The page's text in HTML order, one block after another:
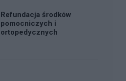
Refundacja środków
pomocniczych i
ortopedycznych